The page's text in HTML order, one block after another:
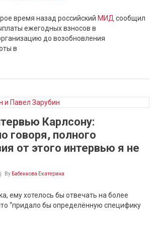
время назад российский МИД сообщил
ежегодных взносов в
до возобновления
в
Карлсону:
говоря, полного
от этого интервью я не
By Бабенкова Екатерина
ему хотелось бы отвечать на более
“придало бы определённую специфику